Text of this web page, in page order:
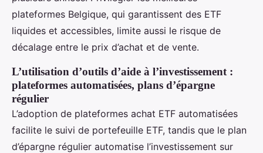
plateformes Belgique, qui garantissent des ETF
liquides et accessibles, limite aussi le risque de
décalage entre le prix d’achat et de vente.
L’utilisation d’outils d’aide à l’investissement :
plateformes automatisées, plans d’épargne
régulier
L’adoption de plateformes achat ETF automatisées
facilite le suivi de portefeuille ETF, tandis que le plan
d’épargne régulier automatise l’investissement sur